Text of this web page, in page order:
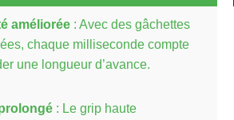
améliorée : Avec des gâchettes
chaque milliseconde compte
une longueur d’avance.
: Le grip haute